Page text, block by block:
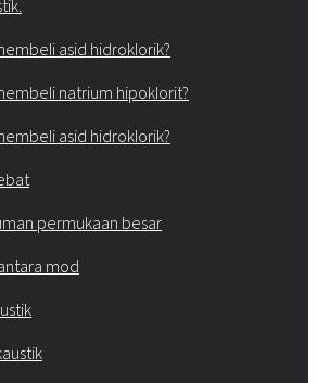
asid hidroklorik?
natrium hipoklorit?
asid hidroklorik?
permukaan besar
mod